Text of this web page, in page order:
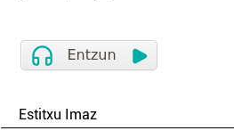
Estitxu Imaz